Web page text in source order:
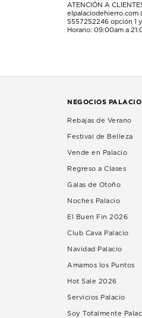
ATENCIÓN A
elpalaciodehierro.com
5557252246 opción 1
Horario: 09:00am a
NEGOCIOS PALACIO
Rebajas de Verano
Festival de Belleza
Vende en Palacio
Regreso a Clases
Galas de Otoño
Noches Palacio
El Buen Fin 2026
Club Cava Palacio
Navidad Palacio
Amamos los Puntos
Hot Sale 2026
Servicios Palacio
Soy Totalmente